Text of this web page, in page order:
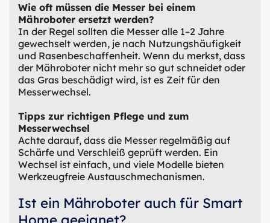
Wie oft müssen die Messer bei einem
Mähroboter ersetzt werden?
In der Regel sollten die Messer alle 1–2 Jahre
gewechselt werden, je nach Nutzungshäufigkeit
und Rasenbeschaffenheit. Wenn du merkst, dass
der Mähroboter nicht mehr so gut schneidet oder
das Gras beschädigt wird, ist es Zeit für den
Messerwechsel.
Tipps zur richtigen Pflege und zum
Messerwechsel
Achte darauf, dass die Messer regelmäßig auf
Schärfe und Verschleiß geprüft werden. Ein
Wechsel ist einfach, und viele Modelle bieten
Werkzeugfreie Austauschmechanismen.
Ist ein Mähroboter auch für Smart